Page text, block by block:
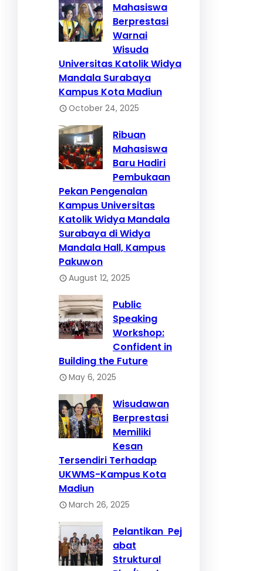
Mahasiswa
Berprestasi
Warnai
Wisuda
Universitas Katolik Widya
Mandala Surabaya
Kampus Kota Madiun
October 24, 2025
Ribuan
Mahasiswa
Baru Hadiri
Pembukaan
Pekan Pengenalan
Kampus Universitas
Katolik Widya Mandala
Surabaya di Widya
Mandala Hall, Kampus
Pakuwon
August 12, 2025
Public
Speaking
Workshop:
Confident in
Building the Future
May 6, 2025
Wisudawan
Berprestasi
Memiliki
Kesan
Tersendiri Terhadap
UKWMS-Kampus Kota
Madiun
March 26, 2025
Pelantikan Pej
abat
Struktural